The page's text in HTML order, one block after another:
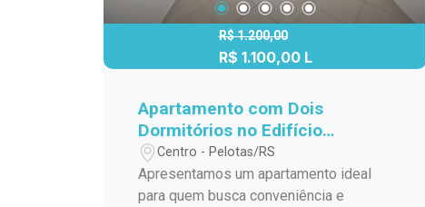
localizado no centro de Pelotas, não
perca esta oportunidade. Entre em
contato conosco para agendar uma
Estamos à disposição para ajudá-lo(a)
no que for necessário.
R$ 1.200,00
R$ 1.100,00 L
Apartamento com Dois
Dormitórios no Edifício
Residencial Nita - Água, IPTU e
Seguro Fogo Inclusos no
Condomínio.
Centro - Pelotas/RS
Apresentamos um apartamento ideal
para quem busca conveniência e